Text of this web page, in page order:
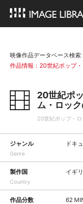
映像作品データベース検索
作品情報：20世紀ポップ
20世紀ポ
ム・ロッ
20世紀ポップ・
ジャンル
Genre
ドキ
製作国
Country
イギ
作品分数 62